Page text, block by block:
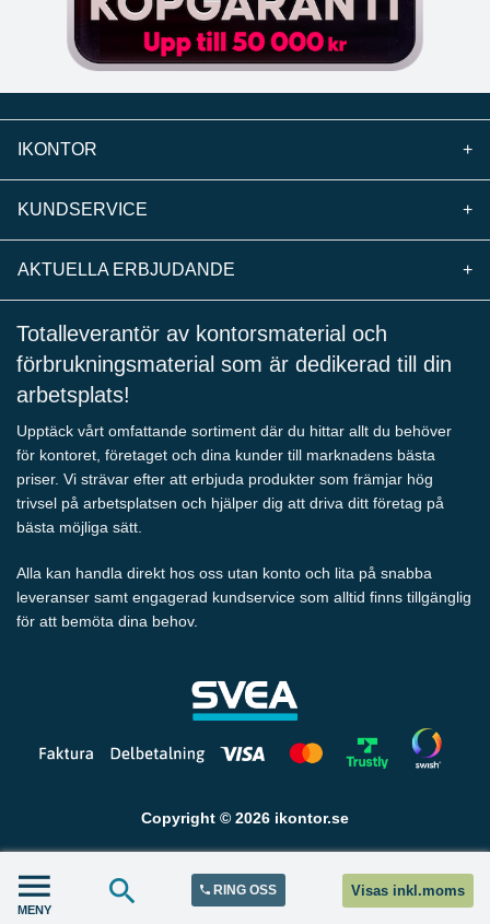
IKONTOR +
KUNDSERVICE +
AKTUELLA ERBJUDANDE +
Totalleverantör av kontorsmaterial och
förbrukningsmaterial som är dedikerad till din
arbetsplats!
Upptäck vårt omfattande sortiment där du hittar allt du behöver
för kontoret, företaget och dina kunder till marknadens bästa
priser. Vi strävar efter att erbjuda produkter som främjar hög
trivsel på arbetsplatsen och hjälper dig att driva ditt företag på
bästa möjliga sätt.
Alla kan handla direkt hos oss utan konto och lita på snabba
leveranser samt engagerad kundservice som alltid finns tillgänglig
för att bemöta dina behov.
Copyright © 2026 ikontor.se
MENY
RING OSS Visas inkl.moms